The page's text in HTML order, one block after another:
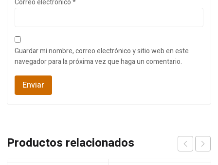
Correo electrónico*
Guardar mi nombre, correo electrónico y sitio web en este
navegador para la próxima vez que haga un comentario.
Productos relacionados